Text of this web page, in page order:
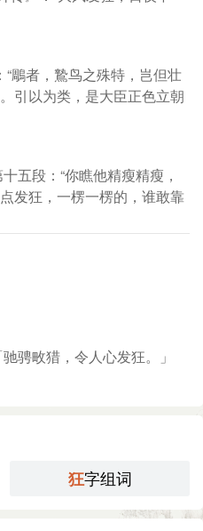
鵰者，鷙鸟之殊特，岂但壮
引以为类，是大臣正色立朝
五段：“你瞧他精瘦精瘦，
发狂，一楞一楞的，谁敢靠
骋畋猎，令人心发狂。」
狂字组词